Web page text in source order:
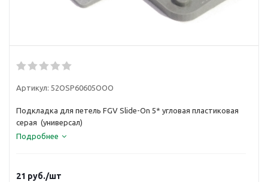
Артикул: 52OSP60605OOO
Подкладка для петель FGV Slide-On 5* угловая пластиковая
серая (универсал)
Подробнее
21 руб./шт